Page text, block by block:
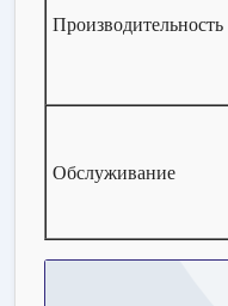
Производительность
Обслуживание